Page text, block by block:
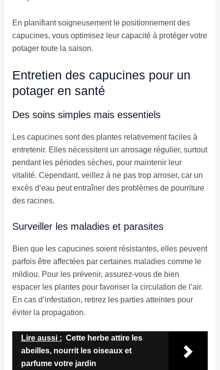
En planifiant soigneusement le positionnement des
capucines, vous optimisez leur capacité à protéger votre
potager toute la saison.
Entretien des capucines pour un
potager en santé
Des soins simples mais essentiels
Les capucines sont des plantes relativement faciles à
entretenir. Elles nécessitent un arrosage régulier, surtout
pendant les périodes sèches, pour maintenir leur
vitalité. Cependant, veillez à ne pas trop arroser, car un
excès d’eau peut entraîner des problèmes de pourriture
des racines.
Surveiller les maladies et parasites
Bien que les capucines soient résistantes, elles peuvent
parfois être affectées par certaines maladies comme le
mildiou. Pour les prévenir, assurez-vous de bien
espacer les plantes pour favoriser la circulation de l’air.
En cas d’infestation, retirez les parties atteintes pour
éviter la propagation.
Lire aussi : Cette herbe attire les
abeilles, nourrit les oiseaux et
parfume votre jardin